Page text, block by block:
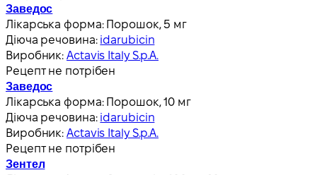
Заведос
Лікарська форма: Порошок, 5 мг
Діюча речовина: idarubicin
Виробник:Actavis Italy S.p.A.
Рецепт не потрібен
Заведос
Лікарська форма: Порошок, 10 мг
Діюча речовина: idarubicin
Виробник:Actavis Italy S.p.A.
Рецепт не потрібен
Зентел